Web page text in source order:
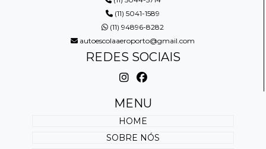
(11) 5041-1589
(11) 94896-8282
autoescolaaeroporto@gmail.com
REDES SOCIAIS
MENU
HOME
SOBRE NÓS